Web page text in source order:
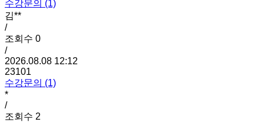
수강문의 (1)
김**
/
조회수 0
/
2026.08.08 12:12
23101
수강문의 (1)
*
/
조회수 2